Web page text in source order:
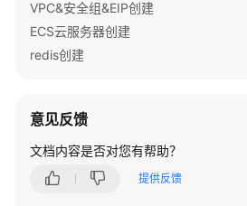
流
程
步
VPC&安全组&EIP创建
ECS云服务器创建
redis创建
意见反馈
文档内容是否对您有帮助？
提供反馈